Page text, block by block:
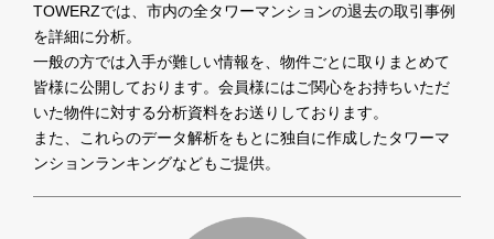
TOWERZでは、市内の全タワーマンションの退去の取引事例
を詳細に分析。
一般の方では入手が難しい情報を、物件ごとに取りまとめて
皆様に公開しております。会員様にはご関心をお持ちいただ
いた物件に対する分析資料をお送りしております。
また、これらのデータ解析をもとに独自に作成したタワーマ
ンションランキングなどもご提供。